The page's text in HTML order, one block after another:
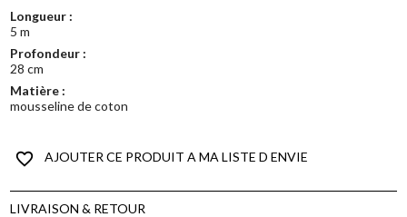
Longueur :
5 m
Profondeur :
28 cm
Matière :
mousseline de coton
favorite_border AJOUTER CE PRODUIT A MA LISTE D ENVIE
LIVRAISON & RETOUR